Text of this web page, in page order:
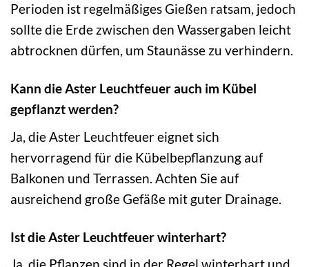
Perioden ist regelmäßiges Gießen ratsam, jedoch
sollte die Erde zwischen den Wassergaben leicht
abtrocknen dürfen, um Staunässe zu verhindern.
Kann die Aster Leuchtfeuer auch im Kübel
gepflanzt werden?
Ja, die Aster Leuchtfeuer eignet sich
hervorragend für die Kübelbepflanzung auf
Balkonen und Terrassen. Achten Sie auf
ausreichend große Gefäße mit guter Drainage.
Ist die Aster Leuchtfeuer winterhart?